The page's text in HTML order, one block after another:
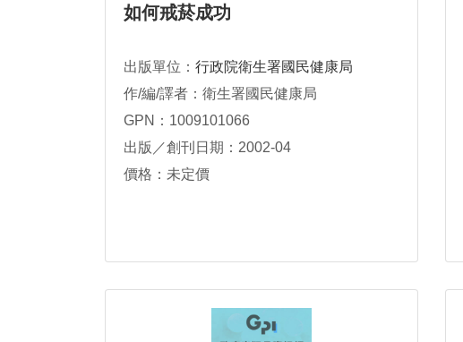
如何戒菸成功
出版單位： 行政院衛生署國民健康局
作/編/譯者：衛生署國民健康局
GPN：1009101066
出版／創刊日期：2002-04
價格：未定價